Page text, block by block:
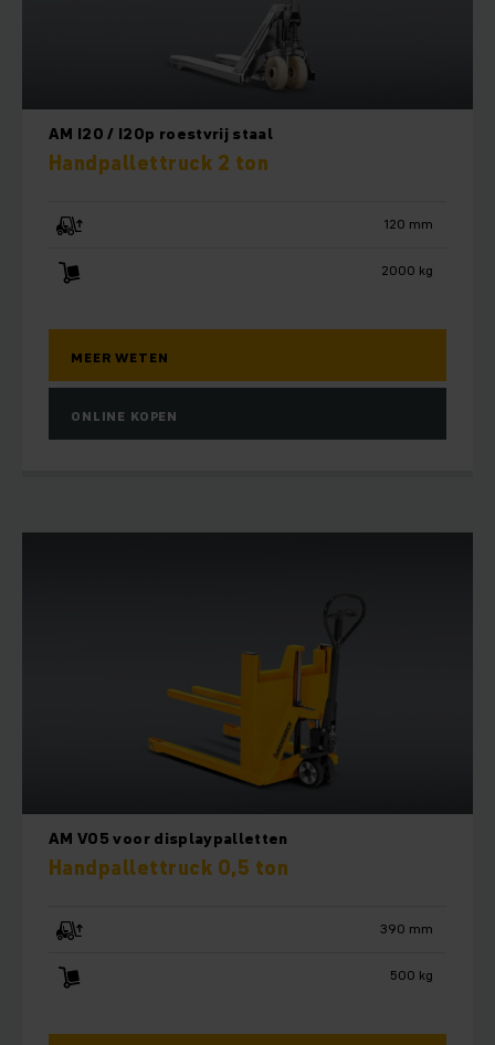
AM I20 / I20p roestvrij staal
Handpallettruck 2 ton
120 mm
2000 kg
MEER WETEN
ONLINE KOPEN
AM V05 voor displaypalletten
Handpallettruck 0,5 ton
390 mm
500 kg